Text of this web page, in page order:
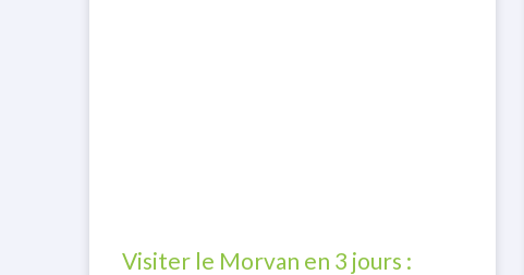
Visiter le Morvan en 3 jours :